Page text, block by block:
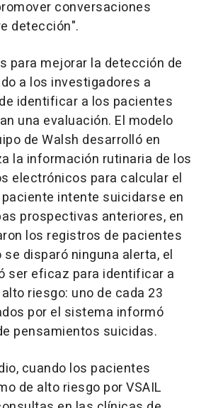
conversaciones
detección".
para mejorar la detección de
a los investigadores a
identificar a los pacientes
una evaluación. El modelo
de Walsh desarrolló en
la información rutinaria de los
electrónicos para calcular el
intente suicidarse en
prospectivas anteriores, en
los registros de pacientes
se disparó ninguna alerta, el
ser eficaz para identificar a
riesgo: uno de cada 23
por el sistema informó
pensamientos suicidas.
cuando los pacientes
de alto riesgo por VSAIL